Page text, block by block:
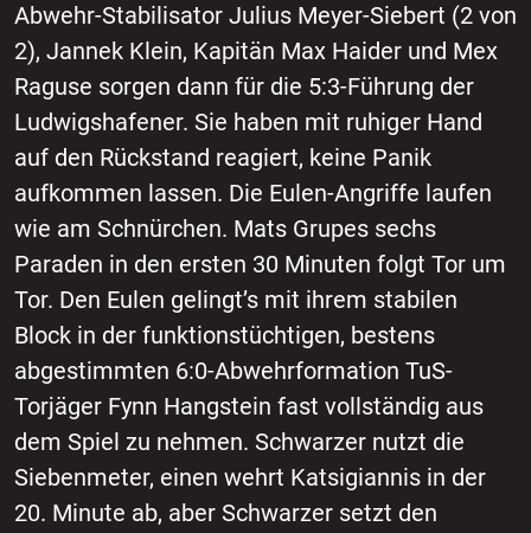
Abwehr-Stabilisator Julius Meyer-Siebert (2 von
2), Jannek Klein, Kapitän Max Haider und Mex
Raguse sorgen dann für die 5:3-Führung der
Ludwigshafener. Sie haben mit ruhiger Hand
auf den Rückstand reagiert, keine Panik
aufkommen lassen. Die Eulen-Angriffe laufen
wie am Schnürchen. Mats Grupes sechs
Paraden in den ersten 30 Minuten folgt Tor um
Tor. Den Eulen gelingt’s mit ihrem stabilen
Block in der funktionstüchtigen, bestens
abgestimmten 6:0-Abwehrformation TuS-
Torjäger Fynn Hangstein fast vollständig aus
dem Spiel zu nehmen. Schwarzer nutzt die
Siebenmeter, einen wehrt Katsigiannis in der
20. Minute ab, aber Schwarzer setzt den